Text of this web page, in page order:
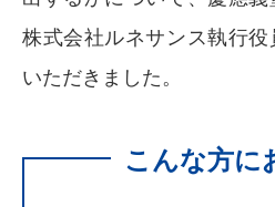
株式会社ルネサンス執行
いただきました。
こんな方に